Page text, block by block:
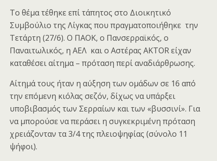
Το θέμα τέθηκε επί τάπητος στο Διοικητικό
Συμβούλιο της Λίγκας που πραγματοποιήθηκε την
Τετάρτη (27/6). Ο ΠΑΟΚ, ο Πανσερραϊκός, ο
Παναιτωλικός, η ΑΕΛ και o Aστέρας AKTOR είχαν
καταθέσει αίτημα – πρόταση περί αναδιάρθρωσης.
Αίτημά τους ήταν η αύξηση των ομάδων σε 16 από
την επόμενη κιόλας σεζόν, δίχως να υπάρξει
υποβιβασμός των Σερραίων και των «βυσσινί». Για
να μπορούσε να περάσει η συγκεκριμένη πρόταση
χρειάζονταν τα 3/4 της πλειοψηφίας (σύνολο 11
ψήφοι).